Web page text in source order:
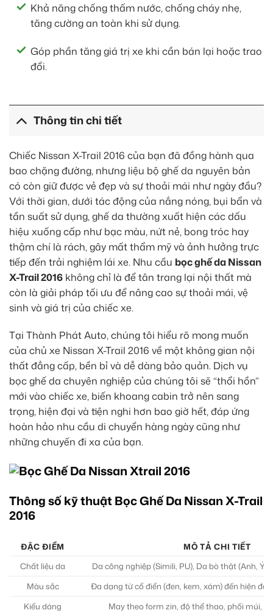
Khả năng chống thấm nước, chống cháy nhẹ,
tăng cường an toàn khi sử dụng.
Góp phần tăng giá trị xe khi cần bán lại hoặc trao
đổi.
Thông tin chi tiết
Chiếc Nissan X-Trail 2016 của bạn đã đồng hành qua
bao chặng đường, nhưng liệu bộ ghế da nguyên bản
có còn giữ được vẻ đẹp và sự thoải mái như ngày đầu?
Với thời gian, dưới tác động của nắng nóng, bụi bẩn và
tần suất sử dụng, ghế da thường xuất hiện các dấu
hiệu xuống cấp như bạc màu, nứt nẻ, bong tróc hay
thậm chí là rách, gây mất thẩm mỹ và ảnh hưởng trực
tiếp đến trải nghiệm lái xe. Nhu cầu bọc ghế da Nissan
X-Trail 2016 không chỉ là để tân trang lại nội thất mà
còn là giải pháp tối ưu để nâng cao sự thoải mái, vệ
sinh và giá trị của chiếc xe.
Tại Thành Phát Auto, chúng tôi hiểu rõ mong muốn
của chủ xe Nissan X-Trail 2016 về một không gian nội
thất đẳng cấp, bền bỉ và dễ dàng bảo quản. Dịch vụ
bọc ghế da chuyên nghiệp của chúng tôi sẽ “thổi hồn”
mới vào chiếc xe, biến khoang cabin trở nên sang
trọng, hiện đại và tiện nghi hơn bao giờ hết, đáp ứng
hoàn hảo nhu cầu di chuyển hàng ngày cũng như
những chuyến đi xa của bạn.
Thông số kỹ thuật Bọc Ghế Da Nissan X-Trail
2016
ĐẶC ĐIỂM
MÔ TẢ CHI TIẾT
Chất liệu da
Da công nghiệp (Simili, PU), Da bò thật (Anh,
Màu sắc
Đa dạng từ cổ điển (đen, kem, xám) đến hiện đại
Kiểu dáng
May theo form zin, độ thể thao, phối múi,